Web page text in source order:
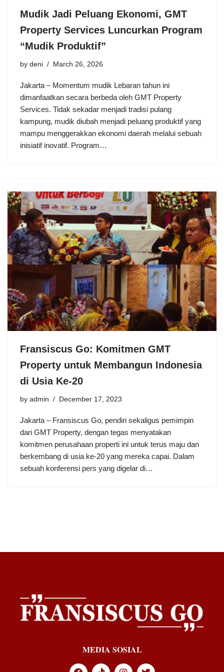
Mudik Jadi Peluang Ekonomi, GMT
Property Services Luncurkan Program
“Mudik Produktif”
by deni March 26, 2026
Jakarta – Momentum mudik Lebaran tahun ini
dimanfaatkan secara berbeda oleh GMT Property
Services. Tidak sekadar menjadi tradisi pulang
kampung, mudik diubah menjadi peluang produktif yang
mampu menggerakkan ekonomi daerah melalui sebuah
inisiatif inovatif. Program…
Fransiscus Go: Komitmen GMT
Property untuk Membangun Indonesia
di Usia Ke-20
by admin December 17, 2023
Jakarta – Fransiscus Go, pendiri sekaligus pemimpin
dari GMT Property, dengan tegas menyatakan
komitmen perusahaan properti ini untuk terus maju dan
berkembang di usia ke-20 yang mereka capai. Dalam
sebuah konferensi pers yang digelar di…
MEDIA SOSIAL